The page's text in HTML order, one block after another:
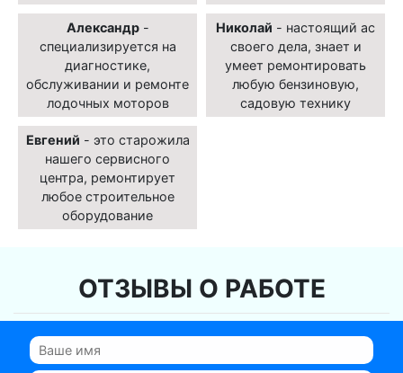
Александр-
специализируется на
диагностике,
обслуживании и ремонте
лодочных моторов
Николай - настоящий ас
своего дела, знает и
умеет ремонтировать
любую бензиновую,
садовую технику
Евгений - это старожила
нашего сервисного
центра, ремонтирует
любое строительное
оборудование
ОТЗЫВЫ О РАБОТЕ